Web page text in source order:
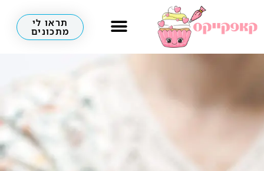
תראו לי
מתכונים